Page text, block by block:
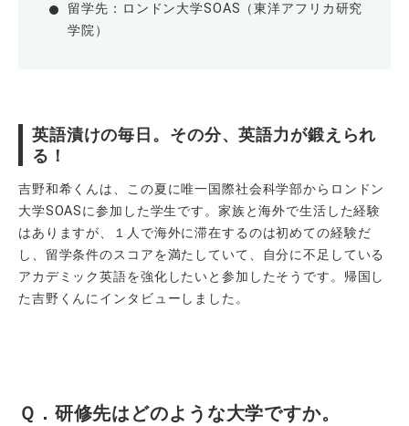
留学先：ロンドン大学SOAS（東洋アフリカ研究
学院）
英語漬けの毎日。その分、英語力が鍛えられ
る！
吉野和希くんは、この夏に唯一国際社会科学部からロンドン
大学SOASに参加した学生です。家族と海外で生活した経験
はありますが、１人で海外に滞在するのは初めての経験だ
し、留学条件のスコアを満たしていて、自分に不足している
アカデミック英語を強化したいと参加したそうです。帰国し
た吉野くんにインタビューしました。
Ｑ．研修先はどのような大学ですか。